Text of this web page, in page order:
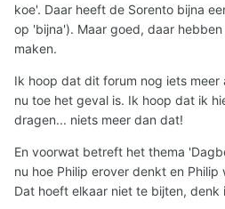
koe'. Daar heeft de Sorento bijna
op 'bijna'). Maar goed, daar
maken.
Ik hoop dat dit forum nog iets
nu toe het geval is. Ik hoop dat ik
dragen... niets meer dan dat!
En voorwat betreft het thema
nu hoe Philip erover denkt en
Dat hoeft elkaar niet te bijten, denk